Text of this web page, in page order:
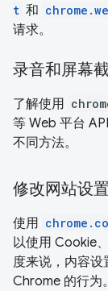
t 和
请求。
录音和屏幕
了解使用
等 Web 平台 API
不同方法。
修改网站设置
使用
以使用 Cookie
度来说，内容
Chrome 的行为。